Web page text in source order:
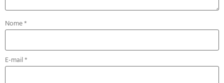
Nome*
E-mail*